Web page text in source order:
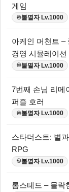
게임
♾️불멸자 Lv.1000
아케인 머천트 –
경영 시뮬레이션
♾️불멸자 Lv.1000
7번째 손님 리메
퍼즐 호러
♾️불멸자 Lv.1000
스타더스트: 별
RPG
♾️불멸자 Lv.1000
롬스테드 – 몰락